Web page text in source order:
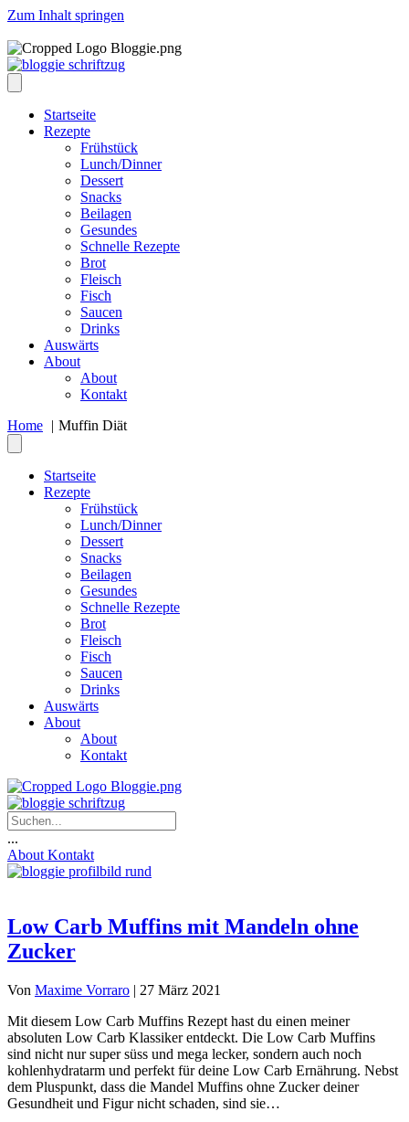
Zum Inhalt springen
Startseite
Rezepte
Frühstück
Lunch/Dinner
Dessert
Snacks
Beilagen
Gesundes
Schnelle Rezepte
Brot
Fleisch
Fisch
Saucen
Drinks
Auswärts
About
About
Kontakt
Home
Muffin Diät
Startseite
Rezepte
Frühstück
Lunch/Dinner
Dessert
Snacks
Beilagen
Gesundes
Schnelle Rezepte
Brot
Fleisch
Fisch
Saucen
Drinks
Auswärts
About
About
Kontakt
...
About Kontakt
Low Carb Muffins mit Mandeln ohne
Zucker
Von Maxime Vorraro | 27 März 2021
Mit diesem Low Carb Muffins Rezept hast du einen meiner
absoluten Low Carb Klassiker entdeckt. Die Low Carb Muffins
sind nicht nur super süss und mega lecker, sondern auch noch
kohlenhydratarm und perfekt für deine Low Carb Ernährung. Nebst
dem Pluspunkt, dass die Mandel Muffins ohne Zucker deiner
Gesundheit und Figur nicht schaden, sind sie…